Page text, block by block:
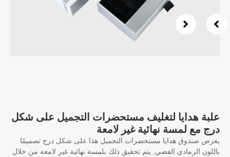
هدايا لتغليف مستحضرات التجميل على شكل
مع لمسة نهائية غير لامعة
صندوق هدايا مستحضرات التجميل هذا على شكل درج تصميمًا
الرمادي الفضي, يتم تحقيق ذلك بلمسة نهائية غير لامعة من خلال